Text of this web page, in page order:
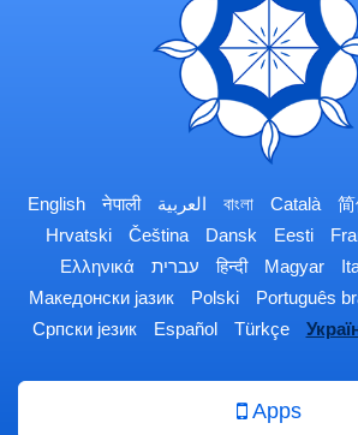
English नेपाली العربية বাংলা Català
Hrvatski
Čeština Dansk Eesti
Ελληνικά
עברית हिन्दी Magyar
Македонски јазик
Polski Português
Српски језик
Español Türkçe
Apps